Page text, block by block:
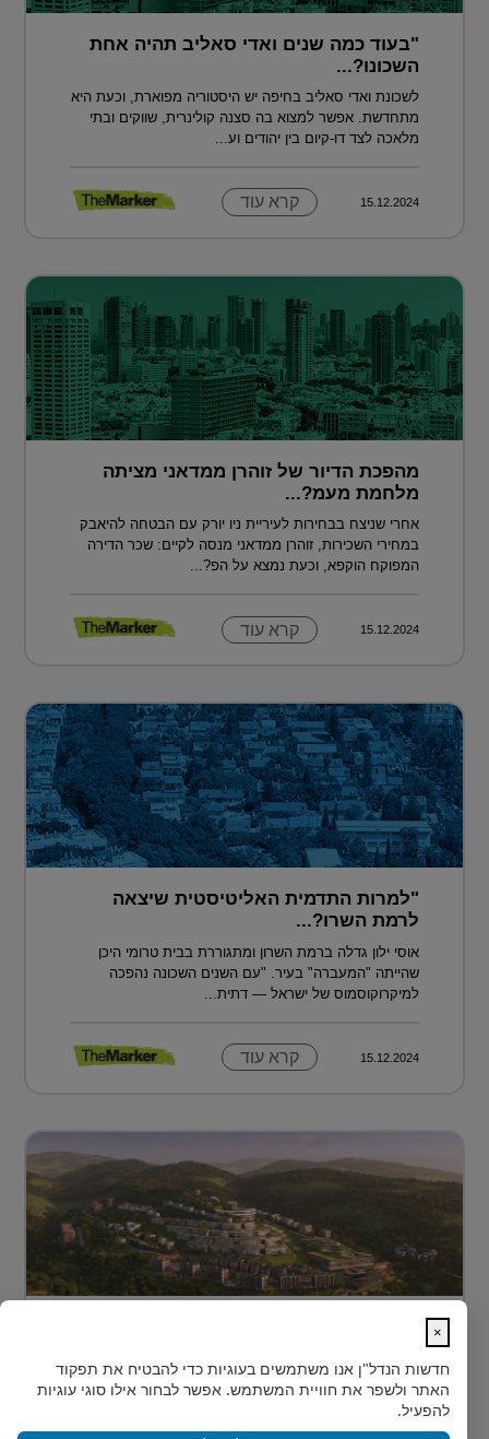
"בעוד כמה שנים ואדי סאליב תהיה אחת
השכונו?...
לשכונת ואדי סאליב בחיפה יש היסטוריה מפוארת, וכעת היא
מתחדשת. אפשר למצוא בה סצנה קולינרית, שווקים ובתי
מלאכה לצד דו-קיום בין יהודים וע...
15.12.2024 קרא עוד
מהפכת הדיור של זוהרן ממדאני מציתה
מלחמת מעמ?...
אחרי שניצח בבחירות לעיריית ניו יורק עם הבטחה להיאבק
במחירי השכירות, זוהרן ממדאני מנסה לקיים: שכר הדירה
המפוקח הוקפא, וכעת נמצא על הפ?...
15.12.2024 קרא עוד
"למרות התדמית האליטיסטית שיצאה
לרמת השרו?...
אוסי ילון גדלה ברמת השרון ומתגוררת בבית טרומי היכן
שהייתה "המעברה" בעיר. "עם השנים השכונה נהפכה
למיקרוקוסמוס של ישראל — דתית...
15.12.2024 קרא עוד
בלב טביליסי, בין השכונות המבוקשות Vake וSaburtalo, כ-2
ק"מ בלבד מהאוניברסיטה של העיר, מוקם TBILISI
ACRES - פ...
×
חדשות הנדל"ן אנו משתמשים בעוגיות כדי להבטיח את תפקוד
האתר ולשפר את חוויית המשתמש. אפשר לבחור אילו סוגי עוגיות
להפעיל.